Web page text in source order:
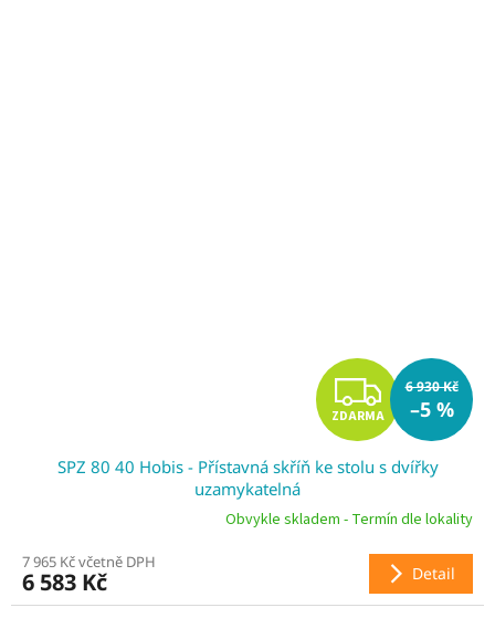
Z
D
A
R
M
ZDARMA
6 930 Kč
–5 %
SPZ 80 40 Hobis - Přístavná skříň ke stolu s dvířky
uzamykatelná
Obvykle skladem - Termín dle lokality
7 965 Kč včetně DPH
6 583 Kč Detail